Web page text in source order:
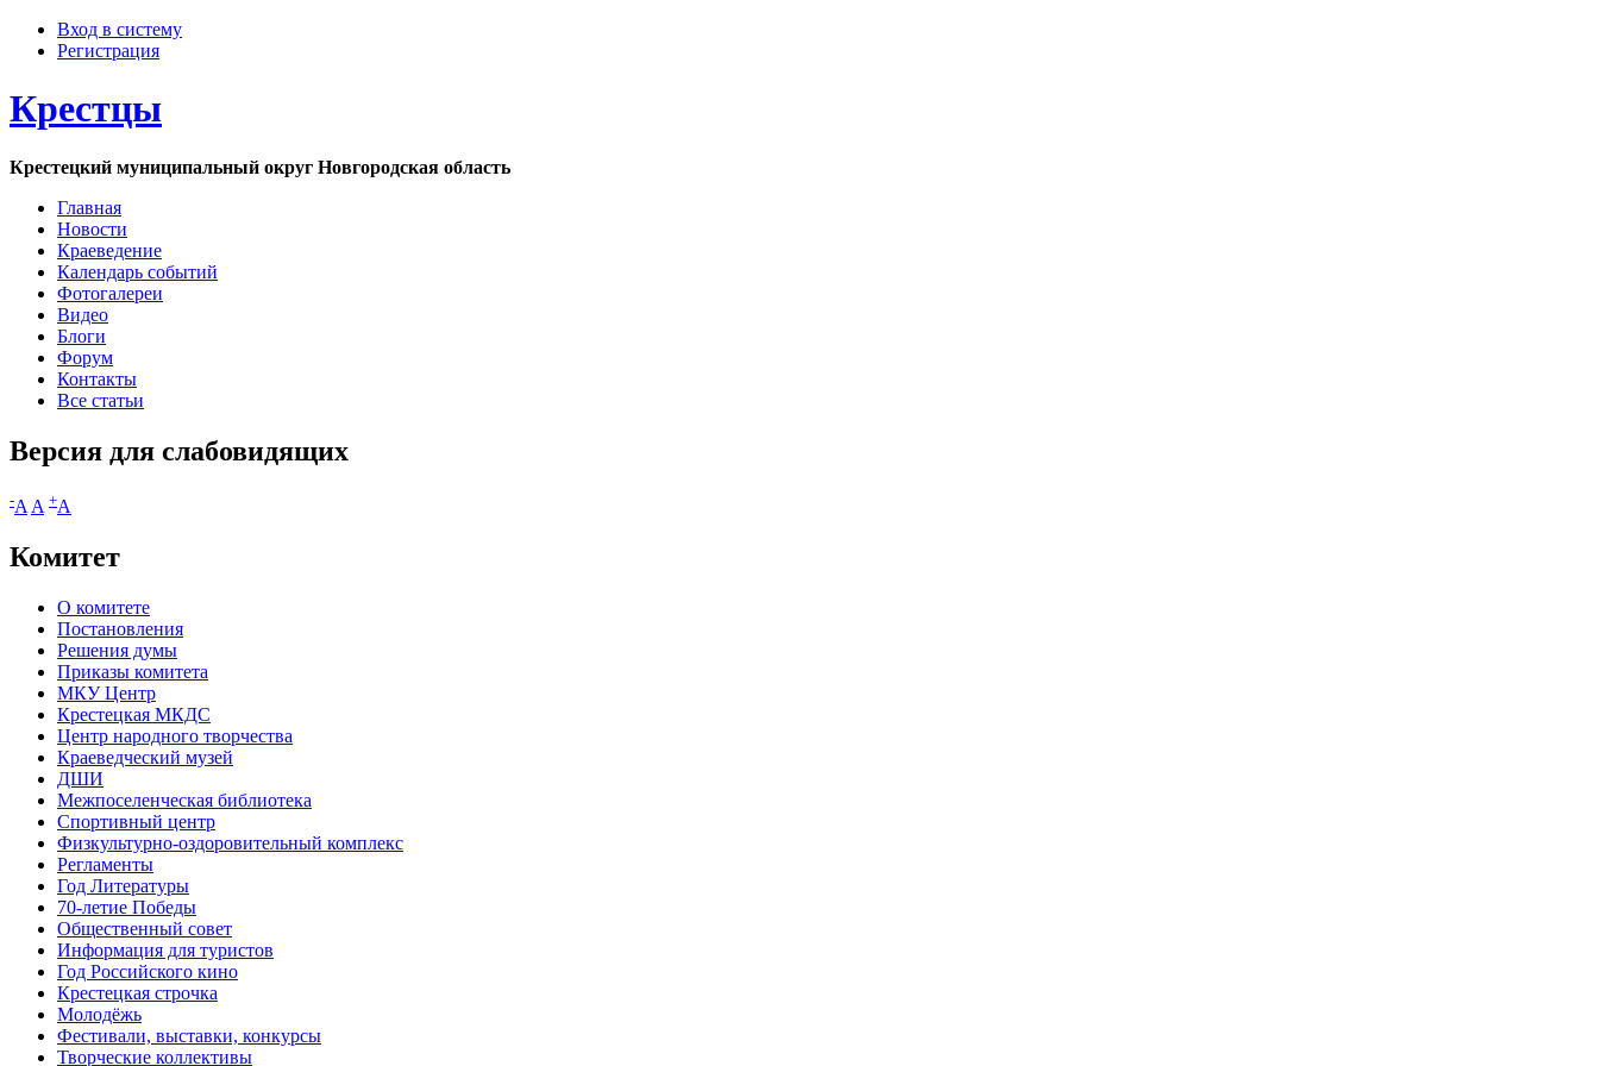
Вход в систему
Регистрация
Крестцы
Крестецкий муниципальный округ Новгородская область
Главная
Новости
Краеведение
Календарь событий
Фотогалереи
Видео
Блоги
Форум
Контакты
Все статьи
Версия для слабовидящих
-A A +A
Комитет
О комитете
Постановления
Решения думы
Приказы комитета
МКУ Центр
Крестецкая МКДС
Центр народного творчества
Краеведческий музей
ДШИ
Межпоселенческая библиотека
Спортивный центр
Физкультурно-оздоровительный комплекс
Регламенты
Год Литературы
70-летие Победы
Общественный совет
Информация для туристов
Год Российского кино
Крестецкая строчка
Молодёжь
Фестивали, выставки, конкурсы
Творческие коллективы